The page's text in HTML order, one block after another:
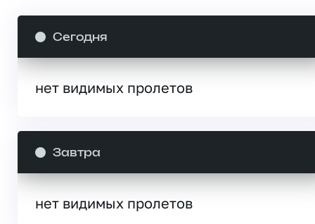
Сегодня
нет видимых пролетов
Завтра
нет видимых пролетов